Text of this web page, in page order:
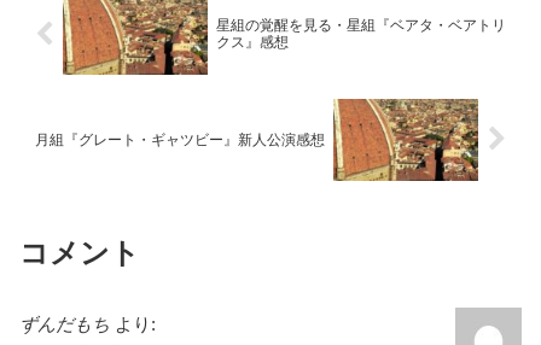
星組の覚醒を見る・星組『ベアタ・ベアトリ
クス』感想
月組『グレート・ギャツビー』新人公演感想
コメント
ずんだもち より: